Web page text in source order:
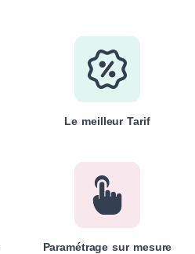
Le meilleur Tarif
Paramétrage sur mesure